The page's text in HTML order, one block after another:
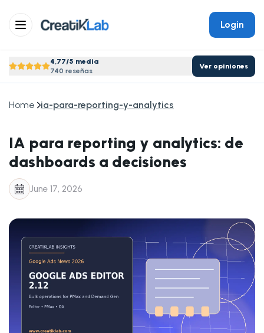
Login
4,77/5 media
740 reseñas
Ver opiniones
Home ia-para-reporting-y-analytics
IA para reporting y analytics: de
dashboards a decisiones
June 17, 2026